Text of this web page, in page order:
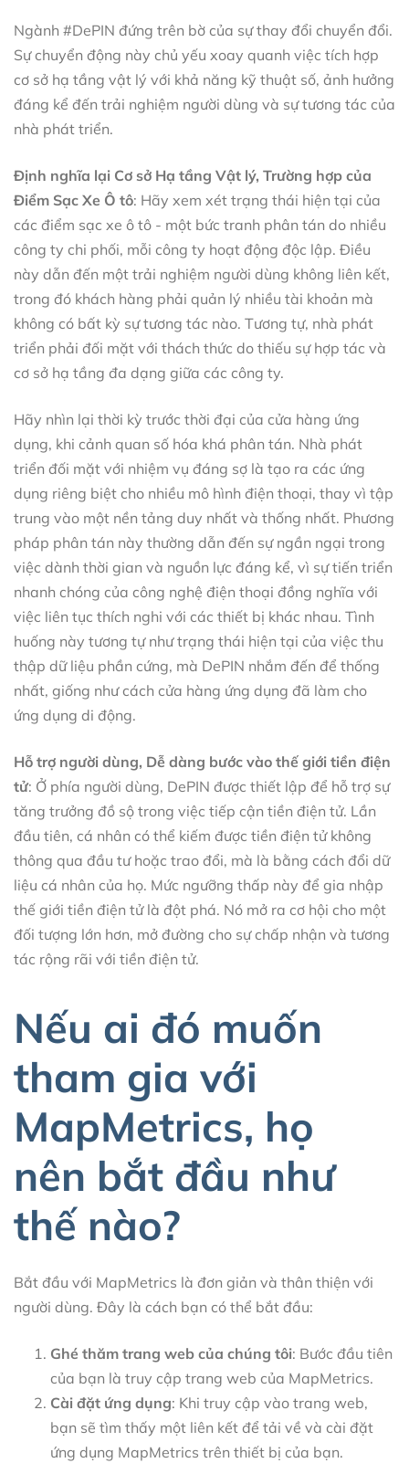
Ngành #DePIN đứng trên bờ của sự thay đổi chuyển đổi.
Sự chuyển động này chủ yếu xoay quanh việc tích hợp
cơ sở hạ tầng vật lý với khả năng kỹ thuật số, ảnh hưởng
đáng kể đến trải nghiệm người dùng và sự tương tác của
nhà phát triển.
Định nghĩa lại Cơ sở Hạ tầng Vật lý, Trường hợp của
Điểm Sạc Xe Ô tô: Hãy xem xét trạng thái hiện tại của
các điểm sạc xe ô tô - một bức tranh phân tán do nhiều
công ty chi phối, mỗi công ty hoạt động độc lập. Điều
này dẫn đến một trải nghiệm người dùng không liên kết,
trong đó khách hàng phải quản lý nhiều tài khoản mà
không có bất kỳ sự tương tác nào. Tương tự, nhà phát
triển phải đối mặt với thách thức do thiếu sự hợp tác và
cơ sở hạ tầng đa dạng giữa các công ty.
Hãy nhìn lại thời kỳ trước thời đại của cửa hàng ứng
dụng, khi cảnh quan số hóa khá phân tán. Nhà phát
triển đối mặt với nhiệm vụ đáng sợ là tạo ra các ứng
dụng riêng biệt cho nhiều mô hình điện thoại, thay vì tập
trung vào một nền tảng duy nhất và thống nhất. Phương
pháp phân tán này thường dẫn đến sự ngần ngại trong
việc dành thời gian và nguồn lực đáng kể, vì sự tiến triển
nhanh chóng của công nghệ điện thoại đồng nghĩa với
việc liên tục thích nghi với các thiết bị khác nhau. Tình
huống này tương tự như trạng thái hiện tại của việc thu
thập dữ liệu phần cứng, mà DePIN nhắm đến để thống
nhất, giống như cách cửa hàng ứng dụng đã làm cho
ứng dụng di động.
Hỗ trợ người dùng, Dễ dàng bước vào thế giới tiền điện
tử: Ở phía người dùng, DePIN được thiết lập để hỗ trợ sự
tăng trưởng đồ sộ trong việc tiếp cận tiền điện tử. Lần
đầu tiên, cá nhân có thể kiếm được tiền điện tử không
thông qua đầu tư hoặc trao đổi, mà là bằng cách đổi dữ
liệu cá nhân của họ. Mức ngưỡng thấp này để gia nhập
thế giới tiền điện tử là đột phá. Nó mở ra cơ hội cho một
đối tượng lớn hơn, mở đường cho sự chấp nhận và tương
tác rộng rãi với tiền điện tử.
Nếu ai đó muốn
tham gia với
MapMetrics, họ
nên bắt đầu như
thế nào?
Bắt đầu với MapMetrics là đơn giản và thân thiện với
người dùng. Đây là cách bạn có thể bắt đầu:
Ghé thăm trang web của chúng tôi: Bước đầu tiên
của bạn là truy cập trang web của MapMetrics.
Cài đặt ứng dụng: Khi truy cập vào trang web,
bạn sẽ tìm thấy một liên kết để tải về và cài đặt
ứng dụng MapMetrics trên thiết bị của bạn.